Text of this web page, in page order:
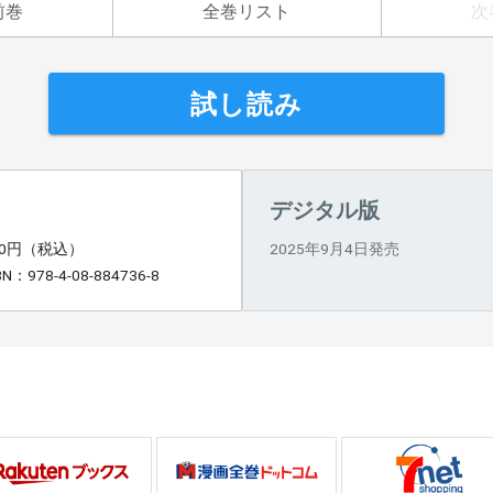
巻 全巻リスト 次
試し読み
円（税込）
：978-4-08-884736-8
デジタル版
2025年9月4日発売